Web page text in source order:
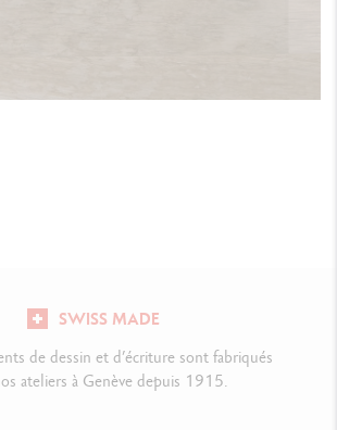
SWISS MADE
de dessin et d’écriture sont fabriqués
ateliers à Genève depuis 1915.